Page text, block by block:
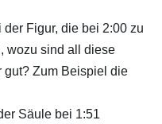
der Figur, die bei 2:00 zu
wozu sind all diese
gut? Zum Beispiel die
Säule bei 1:51